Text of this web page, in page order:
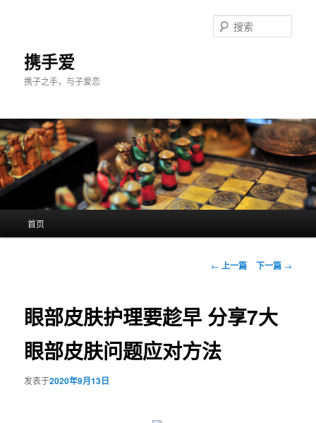
携手爱
携子之手，与子爱恋
索
首页
文
航
← 上一篇 下一篇 →
眼部皮肤护理要趁早 分享7大
眼部皮肤问题应对方法
发表于2020年9月13日